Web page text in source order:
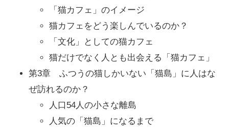
「猫カフェ」のイメージ
猫カフェをどう楽しんでいるのか？
「文化」としての猫カフェ
猫だけでなく人とも出会える「猫カフェ」
第3章 ふつうの猫しかいない「猫島」に人はな
ぜ訪れるのか？
人口54人の小さな離島
人気の「猫島」になるまで